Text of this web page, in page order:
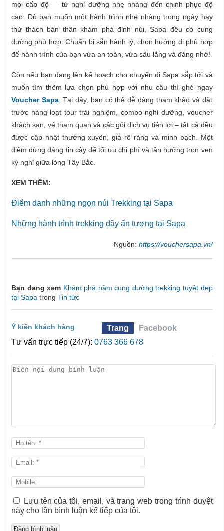
mọi cấp độ — từ nghỉ dưỡng nhẹ nhàng đến chinh phục độ
cao. Dù bạn muốn một hành trình nhẹ nhàng trong ngày hay
thử thách bản thân khám phá đỉnh núi, Sapa đều có cung
đường phù hợp. Chuẩn bị sẵn hành lý, chọn hướng đi phù hợp
để hành trình của bạn vừa an toàn, vừa sâu lắng và đáng nhớ!
Còn nếu bạn đang lên kế hoạch cho chuyến đi Sapa sắp tới và
muốn tìm thêm lựa chọn phù hợp với nhu cầu thì ghé ngay
Voucher Sapa. Tại đây, bạn có thể dễ dàng tham khảo và đặt
trước hàng loạt tour trải nghiệm, combo nghỉ dưỡng, voucher
khách sạn, vé tham quan và các gói dịch vụ tiện lợi – tất cả đều
được cập nhật thường xuyên, giá rõ ràng và minh bạch. Một
điểm dừng đáng tin cậy để tối ưu chi phí và tận hưởng trọn vẹn
kỳ nghỉ giữa lòng Tây Bắc.
XEM THÊM:
Điểm danh những ngọn núi Trekking tại Sapa
Những hành trình trekking đầy ấn tượng tại Sapa
Nguồn: https://vouchersapa.vn/
Bạn đang xem Khám phá năm cung đường trekking tuyệt đẹp
tại Sapa trong Tin tức
Ý kiến khách hàng Trang
Facebook
Tư vấn trực tiếp (24/7): 0763 366 678
Lưu tên của tôi, email, và trang web trong trình duyệt
này cho lần bình luận kế tiếp của tôi.